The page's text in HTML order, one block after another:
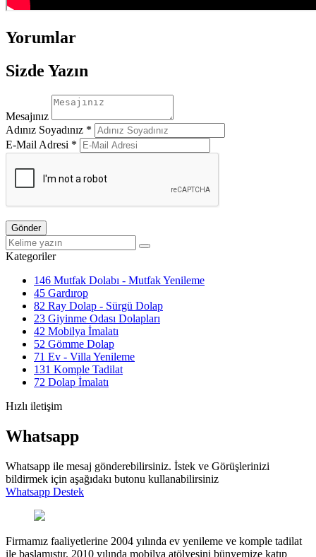
Yorumlar
Sizde Yazın
Mesajınız
Adınız Soyadınız *
E-Mail Adresi *
Gönder
Kategoriler
146 Mutfak Dolabı - Mutfak Yenileme
45 Gardırop
82 Ray Dolap - Sürgü Dolap
23 Giyinme Odası Dolapları
42 Mobilya İmalatı
52 Gömme Dolap
71 Ev - Villa Yenileme
131 Komple Tadilat
72 Dolap İmalatı
Hızlı iletişim
Whatsapp
Whatsapp ile mesaj gönderebilirsiniz. İstek ve Görüşlerinizi
bildirmek için aşağıdakı butonu kullanabilirsiniz
Whatsapp Destek
Firmamız faaliyetlerine 2004 yılında ev yenileme ve komple tadilat
ile başlamıştır. 2010 yılında mobilya atölyesini bünyemize katıp